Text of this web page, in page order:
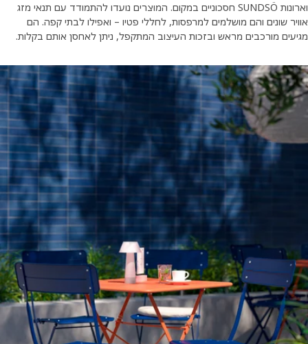
וארונות SUNDSÖ חסכוניים במקום. המוצרים נועדו להתמודד עם תנאי מזג
שונים והם מושלמים למרפסות, לחללי פטיו – ואפילו לבתי קפה. הם
מורכבים מראש ובזכות העיצוב המתקפל, ניתן לאחסן אותם בקלות.